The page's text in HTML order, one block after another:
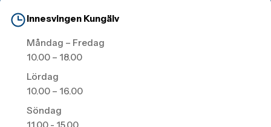
Innesvingen Kungälv
Måndag – Fredag
10.00 – 18.00
Lördag
10.00 – 16.00
Söndag